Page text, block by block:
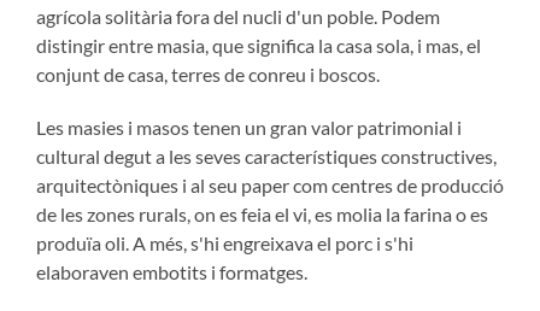
agrícola solitària fora del nucli d'un poble. Podem
distingir entre masia, que significa la casa sola, i mas, el
conjunt de casa, terres de conreu i boscos.
Les masies i masos tenen un gran valor patrimonial i
cultural degut a les seves característiques constructives,
arquitectòniques i al seu paper com centres de producció
de les zones rurals, on es feia el vi, es molia la farina o es
produïa oli. A més, s'hi engreixava el porc i s'hi
elaboraven embotits i formatges.